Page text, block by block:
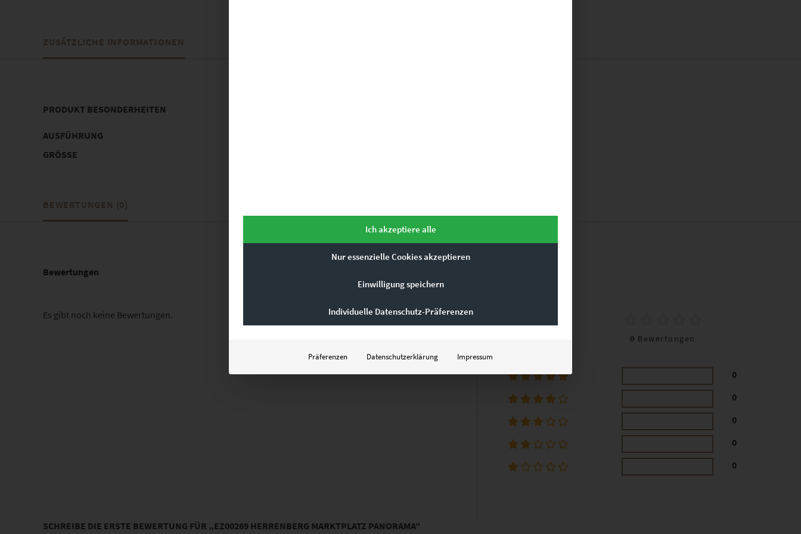
ZUSÄTZLICHE INFORMATIONEN
PRODUKT BESONDERHEITEN
AUSFÜHRUNG
GRÖSSE
BEWERTUNGEN (0)
Bewertungen
Es gibt noch keine Bewertungen. 0 0 Bewertungen
0
0
0
0
0
SCHREIBE DIE ERSTE BEWERTUNG FÜR „EZ00269 HERRENBERG MARKTPLATZ PANORAMA“
Ich akzeptiere alle
Nur essenzielle Cookies akzeptieren
Einwilligung speichern
Individuelle Datenschutz-Präferenzen
Präferenzen Datenschutzerklärung Impressum